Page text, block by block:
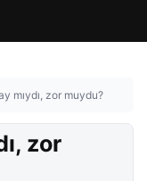
mıydı, zor muydu?
zor